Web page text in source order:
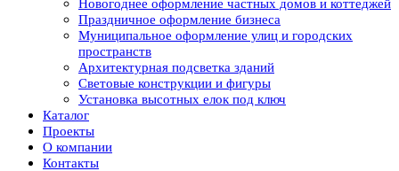
Новогоднее оформление частных домов и коттеджей
Праздничное оформление бизнеса
Муниципальное оформление улиц и городских
пространств
Архитектурная подсветка зданий
Световые конструкции и фигуры
Установка высотных елок под ключ
Каталог
Проекты
О компании
Контакты